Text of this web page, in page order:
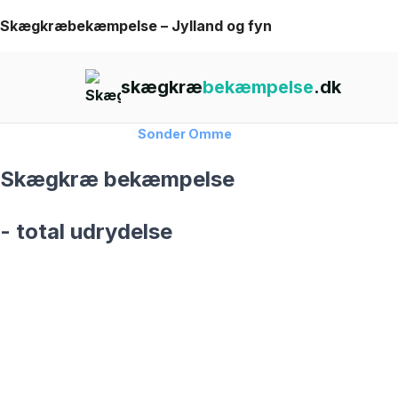
Skip
Skægkræbekæmpelse – Jylland og fyn
skægkræbekæmpelse.dk
Sonder Omme
Skægkræ bekæmpelse
- total udrydelse